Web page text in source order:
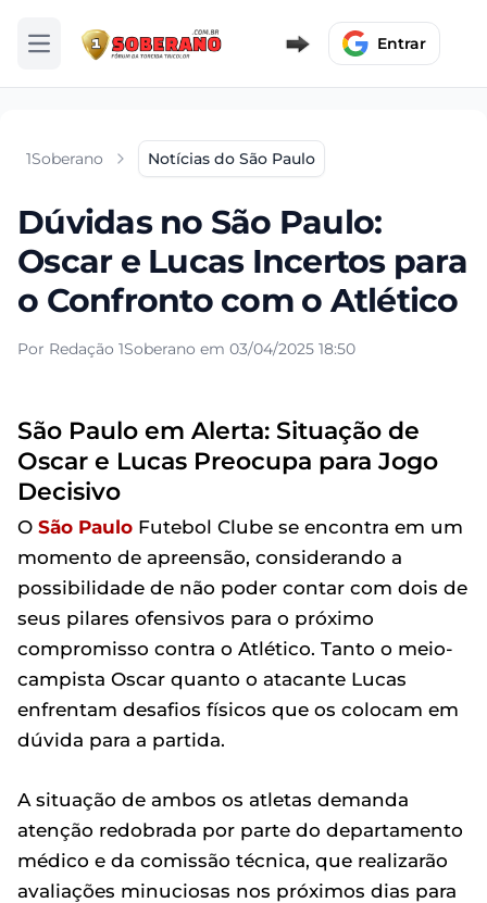
Abrir menu Entrar
1Soberano Notícias do São Paulo
Dúvidas no São Paulo:
Oscar e Lucas Incertos para
o Confronto com o Atlético
Por Redação 1Soberano em 03/04/2025 18:50
São Paulo em Alerta: Situação de
Oscar e Lucas Preocupa para Jogo
Decisivo
O São Paulo Futebol Clube se encontra em um
momento de apreensão, considerando a
possibilidade de não poder contar com dois de
seus pilares ofensivos para o próximo
compromisso contra o Atlético. Tanto o meio-
campista Oscar quanto o atacante Lucas
enfrentam desafios físicos que os colocam em
dúvida para a partida.
A situação de ambos os atletas demanda
atenção redobrada por parte do departamento
médico e da comissão técnica, que realizarão
avaliações minuciosas nos próximos dias para